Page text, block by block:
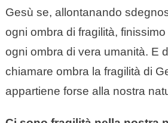
Gesù se, allontanando
ogni ombra di fragilità,
ogni ombra di vera umanità. E
chiamare ombra la fragilità di
appartiene forse alla nostra